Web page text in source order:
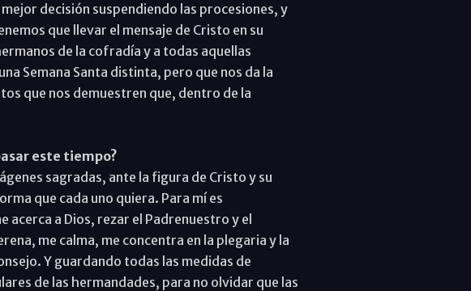
decisión suspendiendo las procesiones, y
que llevar el mensaje de Cristo en su
de la cofradía y a todas aquellas
Semana Santa distinta, pero que nos da la
que nos demuestren que, dentro de la
este tiempo?
sagradas, ante la figura de Cristo y su
que cada uno quiera. Para mí es
acerca a Dios, rezar el Padrenuestro y el
me calma, me concentra en la plegaria y la
Y guardando todas las medidas de
de las hermandades, para no olvidar que las